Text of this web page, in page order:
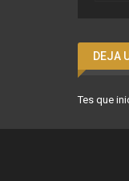
DEJA
Tes que